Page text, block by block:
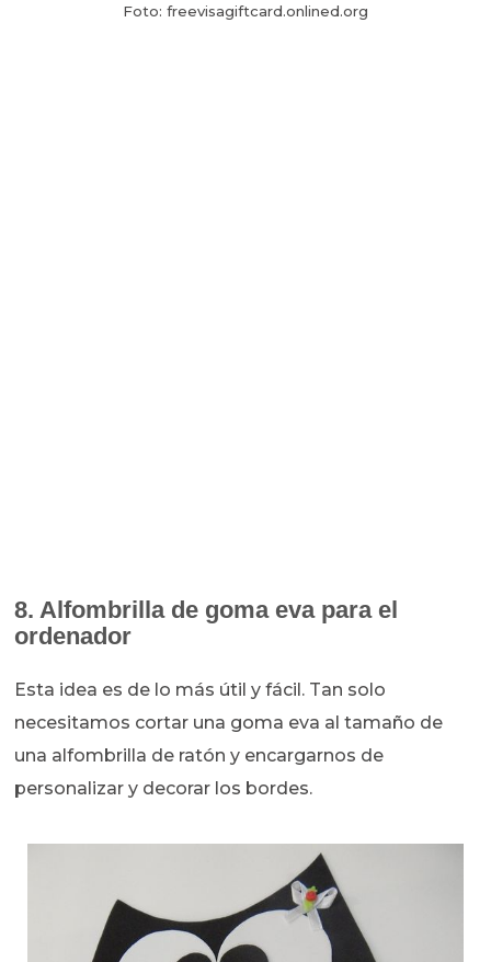
Foto: freevisagiftcard.onlined.org
8. Alfombrilla de goma eva para el
ordenador
Esta idea es de lo más útil y fácil. Tan solo
necesitamos cortar una goma eva al tamaño de
una alfombrilla de ratón y encargarnos de
personalizar y decorar los bordes.